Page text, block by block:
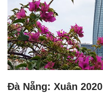
Đà Nẵng: Xuân